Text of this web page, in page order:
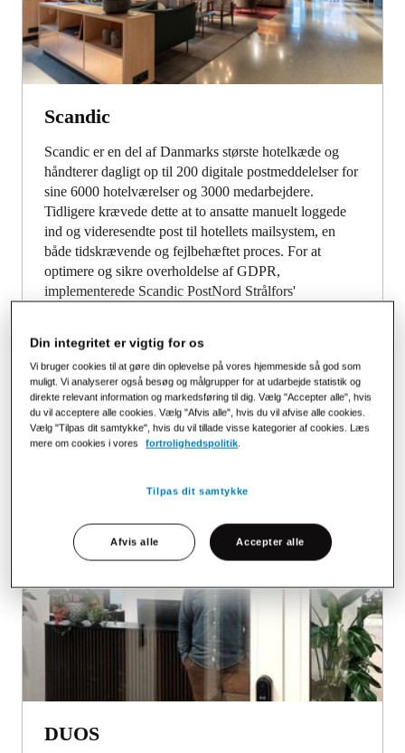
Scandic
Scandic er en del af Danmarks største hotelkæde og
håndterer dagligt op til 200 digitale postmeddelelser for
sine 6000 hotelværelser og 3000 medarbejdere.
Tidligere krævede dette at to ansatte manuelt loggede
ind og videresendte post til hotellets mailsystem, en
både tidskrævende og fejlbehæftet proces. For at
optimere og sikre overholdelse af GDPR,
implementerede Scandic PostNord Strålfors'
værdiskabende opgaver.
- Løsningen har vist sig at være mere sikker,
tidsbesparende og har elimineret en træls opgave for
Scandic og vores medarbejdere, fortæller Gitte
Møberg, Country Support Office hos Scandic.
DUOS
Din integritet er vigtig for os
Vi bruger cookies til at gøre din oplevelse på vores hjemmeside så god som
muligt. Vi analyserer også besøg og målgrupper for at udarbejde statistik og
direkte relevant information og markedsføring til dig. Vælg "Accepter alle", hvis
du vil acceptere alle cookies. Vælg "Afvis alle", hvis du vil afvise alle cookies.
Vælg "Tilpas dit samtykke", hvis du vil tillade visse kategorier af cookies. Læs
mere om cookies i vores
fortrolighedspolitik.
Tilpas dit samtykke
Afvis alle Accepter alle